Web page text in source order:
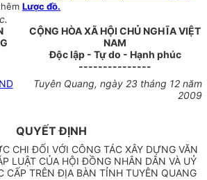
Lược đồ.
CỘNG HÒA XÃ HỘI CHỦ NGHĨA VIỆT
NAM
Độc lập - Tự do - Hạnh phúc
---------------
Tuyên Quang, ngày 23 tháng 12 năm
2009
QUYẾT ĐỊNH
CHI ĐỐI VỚI CÔNG TÁC XÂY DỰNG VĂN
LUẬT CỦA HỘI ĐỒNG NHÂN DÂN VÀ UỶ
CẤP TRÊN ĐỊA BÀN TỈNH TUYÊN QUANG